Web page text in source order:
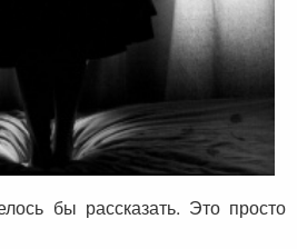
бы рассказать. Это просто